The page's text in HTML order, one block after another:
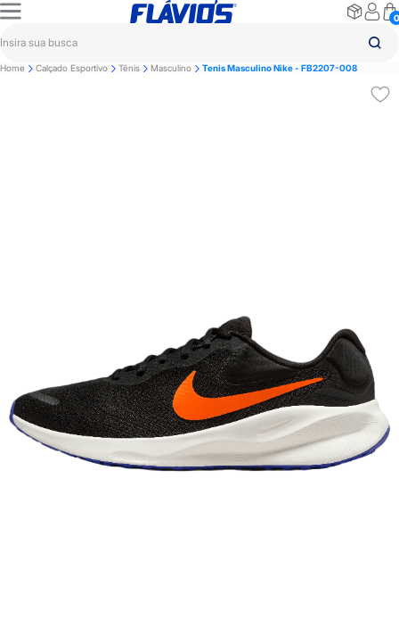
0
Home Calçado Esportivo Tênis Masculino Tenis Masculino Nike - FB2207-008